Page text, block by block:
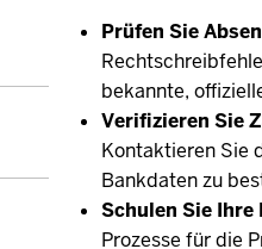
Prüfen Sie
bekannte,
Verifizieren Sie
Kontaktieren Sie
Bankdaten zu
Schulen Sie
Prozesse für die